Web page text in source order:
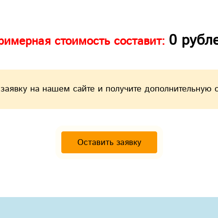
стоимость составит: 0
на нашем сайте и получите дополнительную
Оставить заявку